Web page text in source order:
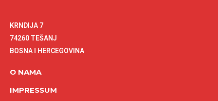
KRNDIJA 7
74260 TEŠANJ
BOSNA I HERCEGOVINA
O NAMA
IMPRESSUM